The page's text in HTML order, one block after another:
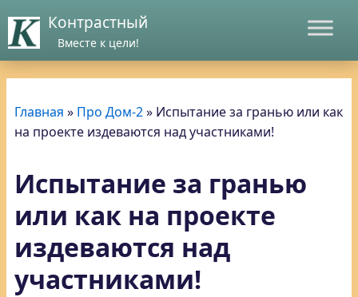
Контрастный
Вместе к цели!
Главная » Про Дом-2» Испытание за гранью или как
на проекте издеваются над участниками!
Испытание за гранью
или как на проекте
издеваются над
участниками!